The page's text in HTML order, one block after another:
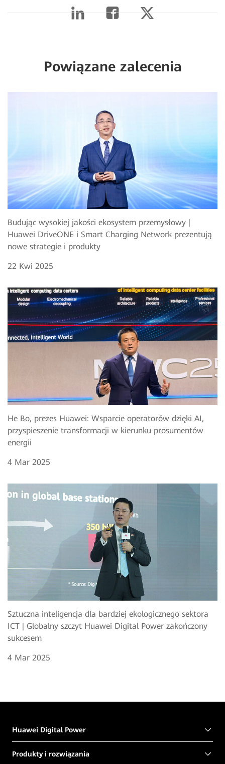
Powiązane zalecenia
Budując wysokiej jakości ekosystem przemysłowy |
Huawei DriveONE i Smart Charging Network prezentują
nowe strategie i produkty
22 Kwi 2025
He Bo, prezes Huawei: Wsparcie operatorów dzięki AI,
przyspieszenie transformacji w kierunku prosumentów
energii
4 Mar 2025
Sztuczna inteligencja dla bardziej ekologicznego sektora
ICT | Globalny szczyt Huawei Digital Power zakończony
sukcesem
4 Mar 2025
Huawei Digital Power
Produkty i rozwiązania